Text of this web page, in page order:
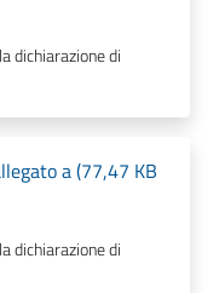
dichiarazione di
a (77,47 KB
dichiarazione di